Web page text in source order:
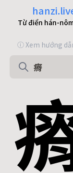
Từ điển hán-
ⓘ Xem hướng